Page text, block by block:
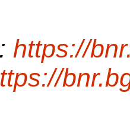
https://